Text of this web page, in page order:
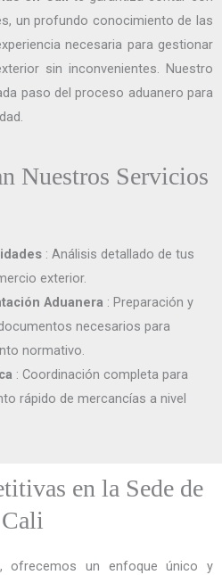
un profundo conocimiento de las
necesaria para gestionar
sin inconvenientes. Nuestro
paso del proceso aduanero para
Nuestros Servicios
: Análisis detallado de tus
exterior.
Aduanera : Preparación y
necesarios para
normativo.
: Coordinación completa para
rápido de mercancías a nivel
en la Sede de
Cali
ofrecemos un enfoque único y